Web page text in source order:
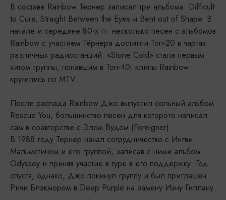
В составе Rainbow Тернер записал три альбома: Difficult
to Cure, Straight Between the Eyes и Bent out of Shape. В
начале и середине 80-х гг. несколько песен с альбомов
Rainbow с участием Тёрнера достигли Топ-20 в чартах
различных радиостанций. «Stone Cold» стала первым
хитом группы, попавшим в Топ-40; клипы Rainbow
крутились по MTV.
После распада Rainbow Джо выпустил сольный альбом
Rescue You, большинство песен для которого написал
сам в соавторстве с Элом Вудом (Foreigner)
В 1988 году Тернер начал сотрудничество с Ингви
Мальмстином и его группой, записав с ними альбом
Odyssey и приняв участие в туре в его поддержку. Год
спустя, однако, Джо покинул группу и был приглашен
Ричи Блэкмором в Deep Purple на замену Иэну Гиллану.